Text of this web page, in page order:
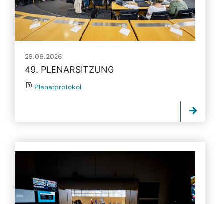
26.06.2026
49. PLENARSITZUNG
Plenarprotokoll